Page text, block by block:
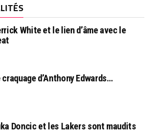
White et le lien d’âme avec le
craquage d’Anthony Edwards…
Doncic et les Lakers sont maudits